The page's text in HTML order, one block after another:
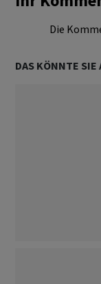
Die
DAS KÖNNTE